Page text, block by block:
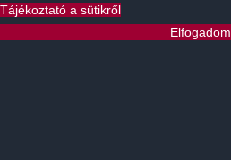
Tájékoztató a sütikről
Elfogadom